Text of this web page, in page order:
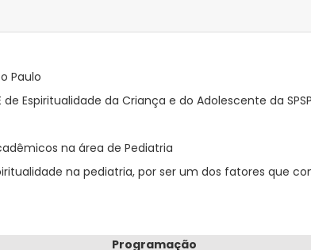
Paulo
Espiritualidade da Criança e do Adolescente da SPSP
na área de Pediatria
na pediatria, por ser um dos fatores que
Programação